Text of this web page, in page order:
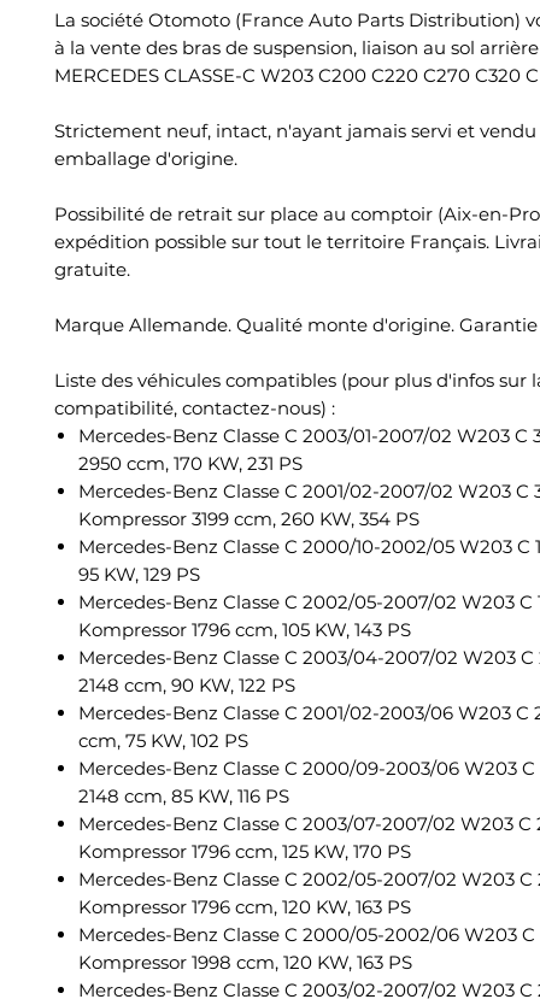
La société Otomoto (France Auto Parts Distribution)
à la vente des bras de suspension, liaison au sol
MERCEDES CLASSE-C W203 C200 C220 C270 C320
Strictement neuf, intact, n'ayant jamais servi et vendu
emballage d'origine.
Possibilité de retrait sur place au comptoir (Aix-en-
expédition possible sur tout le territoire Français.
gratuite.
Marque Allemande. Qualité monte d'origine. Garantie
Liste des véhicules compatibles (pour plus d'infos sur
compatibilité, contactez-nous) :
Mercedes-Benz Classe C 2003/01-2007/02 W203 C
2950 ccm, 170 KW, 231 PS
Mercedes-Benz Classe C 2001/02-2007/02 W203 C
Kompressor 3199 ccm, 260 KW, 354 PS
Mercedes-Benz Classe C 2000/10-2002/05 W203 C
95 KW, 129 PS
Mercedes-Benz Classe C 2002/05-2007/02 W203 C
Kompressor 1796 ccm, 105 KW, 143 PS
Mercedes-Benz Classe C 2003/04-2007/02 W203 C
2148 ccm, 90 KW, 122 PS
Mercedes-Benz Classe C 2001/02-2003/06 W203 C
ccm, 75 KW, 102 PS
Mercedes-Benz Classe C 2000/09-2003/06 W203
2148 ccm, 85 KW, 116 PS
Mercedes-Benz Classe C 2003/07-2007/02 W203 C
Kompressor 1796 ccm, 125 KW, 170 PS
Mercedes-Benz Classe C 2002/05-2007/02 W203 C
Kompressor 1796 ccm, 120 KW, 163 PS
Mercedes-Benz Classe C 2000/05-2002/06 W203
Kompressor 1998 ccm, 120 KW, 163 PS
Mercedes-Benz Classe C 2003/02-2007/02 W203 C